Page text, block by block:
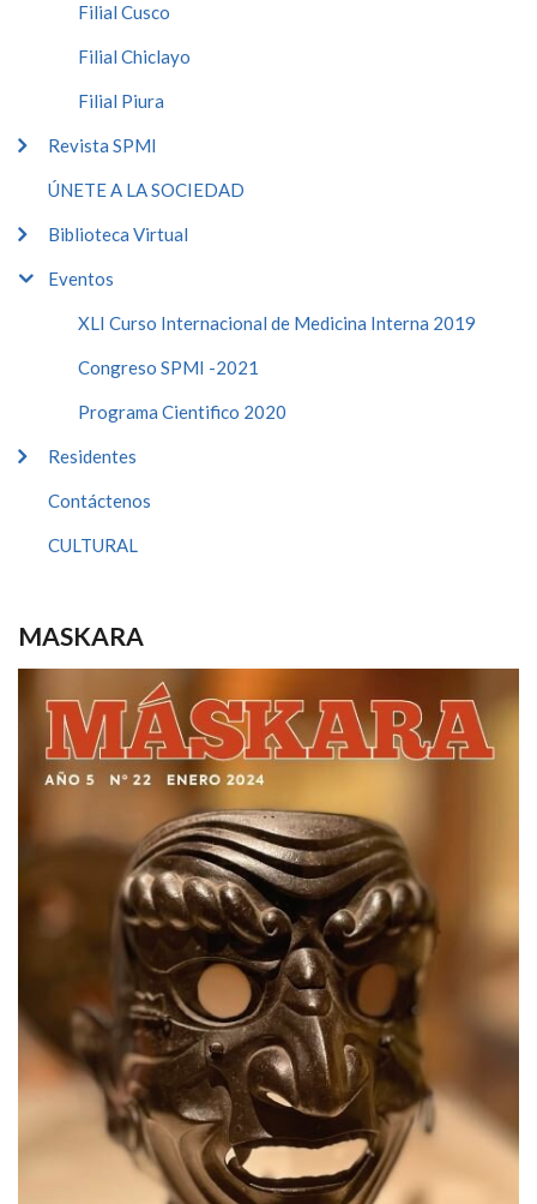
Filial Cusco
Filial Chiclayo
Filial Piura
Revista SPMI
ÚNETE A LA SOCIEDAD
Biblioteca Virtual
Eventos
XLI Curso Internacional de Medicina Interna 2019
Congreso SPMI -2021
Programa Cientifico 2020
Residentes
Contáctenos
CULTURAL
MASKARA